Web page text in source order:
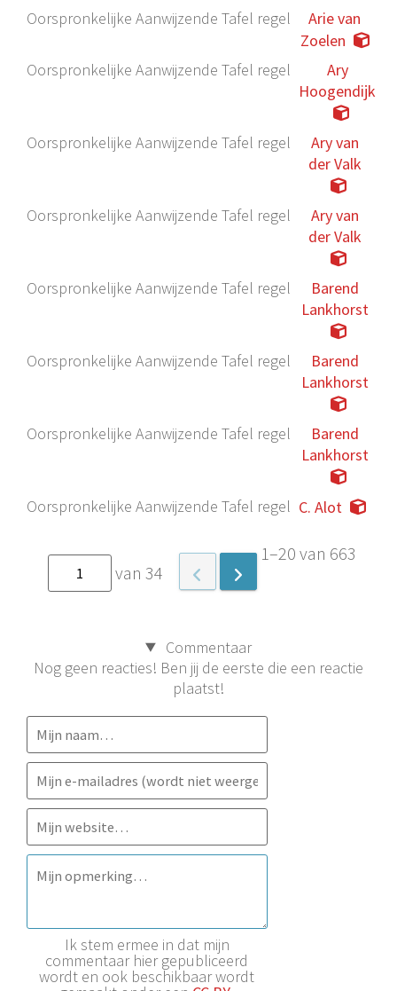
Oorspronkelijke Aanwijzende Tafel regel
Arie van
Zoelen
Oorspronkelijke Aanwijzende Tafel regel
Ary
Hoogendijk
Oorspronkelijke Aanwijzende Tafel regel
Ary van
der Valk
Oorspronkelijke Aanwijzende Tafel regel
Ary van
der Valk
Oorspronkelijke Aanwijzende Tafel regel
Barend
Lankhorst
Oorspronkelijke Aanwijzende Tafel regel
Barend
Lankhorst
Oorspronkelijke Aanwijzende Tafel regel
Barend
Lankhorst
Oorspronkelijke Aanwijzende Tafel regel C. Alot
van 34
1–20 van 663
Commentaar
Nog geen reacties! Ben jij de eerste die een reactie
plaatst!
Ik stem ermee in dat mijn
commentaar hier gepubliceerd
wordt en ook beschikbaar wordt